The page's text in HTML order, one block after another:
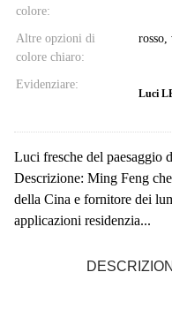
colore:
Altre opzioni di
colore chiaro:
rosso,
Evidenziare:
Luci
Luci fresche del paesaggio
Descrizione: Ming Feng
della Cina e fornitore dei
applicazioni residenzia...